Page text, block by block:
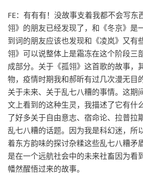
FE：有有有！没故事支着我都不会写东
翎》的朋友已经发现了，和《冬京》是
到词的朋友应该也发现和《凌岚》又有
翎》可以说整体上是霜冻在这个阶段三
成部分。关于《孤翎》这首歌的故事，
物，疫情时期我和郝昕有过几次漫无目
关于未来、关于乱七八糟的事情。这期
文上看到的这种生灵，我描述了它有什
了好多关于自由意志、宿命论、拉普拉
乱七八糟的话题。因为我是科幻迷，所
着东方韵味的探讨杂糅这些乱七八糟矛
是在一个远航社会中的未来社畜因为看
幡然醒悟过来的故事。